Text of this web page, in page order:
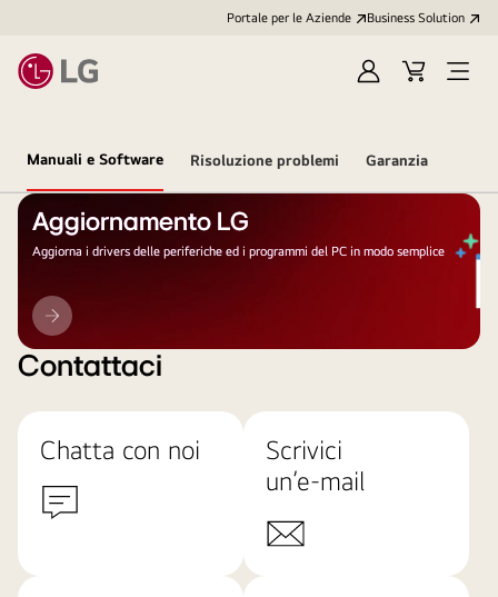
Portale per le Aziende Business Solution
AccediCart
Open
Manuali e Software Risoluzione problemi Garanzia
Aggiornamento LG
Aggiorna i drivers delle periferiche ed i programmi del PC in modo semplice
Aggiornamento
LG
Contattaci
Chatta con noi
Scrivici
un’e-mail